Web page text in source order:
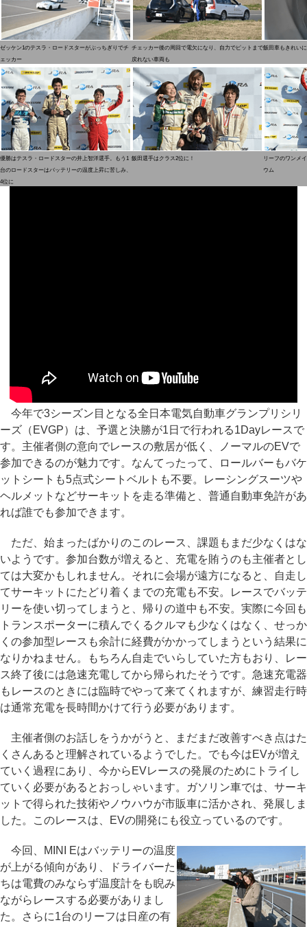
ゼッケン1のテスラ・ロードスターがぶっちぎりでチ
ェッカー
チェッカー後の周回で電欠になり、自力でピットまで
戻れない車両も
飯田車もきれい
優勝はテスラ・ロードスターの井上智洋選手。もう1
台のロードスターはバッテリーの温度上昇に苦しみ、
4位に
飯田選手はクラス2位に！
リーフのワンメ
ウム
今年で3シーズン目となる全日本電気自動車グランプリシリ
ーズ（EVGP）は、予選と決勝が1日で行われる1Dayレースで
す。主催者側の意向でレースの敷居が低く、ノーマルのEVで
参加できるのが魅力です。なんてったって、ロールバーもバケ
ットシートも5点式シートベルトも不要。レーシングスーツや
ヘルメットなどサーキットを走る準備と、普通自動車免許があ
れば誰でも参加できます。
ただ、始まったばかりのこのレース、課題もまだ少なくはな
いようです。参加台数が増えると、充電を賄うのも主催者とし
ては大変かもしれません。それに会場が遠方になると、自走し
てサーキットにたどり着くまでの充電も不安。レースでバッテ
リーを使い切ってしまうと、帰りの道中も不安。実際に今回も
トランスポーターに積んでくるクルマも少なくはなく、せっか
くの参加型レースも余計に経費がかかってしまうという結果に
なりかねません。もちろん自走でいらしていた方もおり、レー
ス終了後には急速充電してから帰られたそうです。急速充電器
もレースのときには臨時でやって来てくれますが、練習走行時
は通常充電を長時間かけて行う必要があります。
主催者側のお話しをうかがうと、まだまだ改善すべき点はた
くさんあると理解されているようでした。でも今はEVが増え
ていく過程にあり、今からEVレースの発展のためにトライし
ていく必要があるとおっしゃいます。ガソリン車では、サーキ
ットで得られた技術やノウハウが市販車に活かされ、発展しま
した。このレースは、EVの開発にも役立っているのです。
今回、MINI Eはバッテリーの温度
が上がる傾向があり、ドライバーた
ちは電費のみならず温度計をも睨み
ながらレースする必要がありまし
た。さらに1台のリーフは日産の有